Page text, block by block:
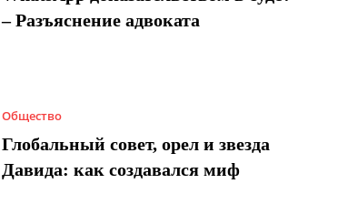
– Разъяснение адвоката
Общество
Глобальный совет, орел и звезда
Давида: как создавался миф